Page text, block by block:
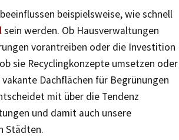
beispielsweise, wie schnell
sein werden. Ob Hausverwaltungen
vorantreiben oder die Investition
sie Recyclingkonzepte umsetzen oder
Dachflächen für Begrünungen
mit über die Tendenz
und damit auch unsere
Städten.